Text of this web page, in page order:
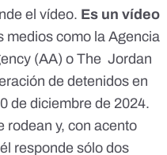
el vídeo. Es un vídeo
medios como la Agencia
(AA) o The Jordan
de detenidos en
de diciembre de 2024.
rodean y, con acento
responde sólo dos